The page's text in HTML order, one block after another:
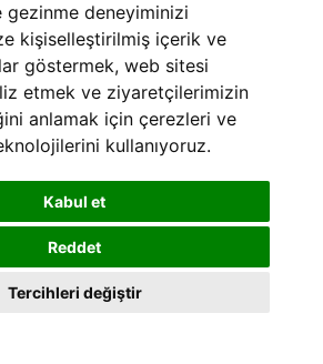
gezinme deneyiminizi
kişiselleştirilmiş içerik ve
göstermek, web sitesi
etmek ve ziyaretçilerimizin
anlamak için çerezleri ve
kullanıyoruz.
Kabul et
Reddet
Tercihleri değiştir